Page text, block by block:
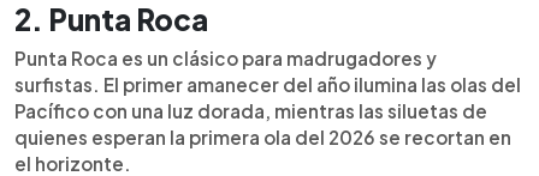
2. Punta Roca
Punta Roca es un clásico para madrugadores y
surfistas. El primer amanecer del año ilumina las olas del
Pacífico con una luz dorada, mientras las siluetas de
quienes esperan la primera ola del 2026 se recortan en
el horizonte.